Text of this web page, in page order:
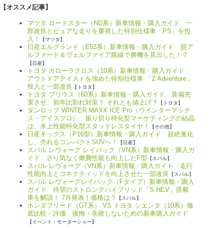
【オススメ記事】
マツダ ロードスター（ND系）新車情報・購入ガイド 一
部改良とピュアな走りを重視した特別仕様車「PS」を投
入！
【マツダ】
日産エルグランド（E53系）新車情報・購入ガイド 脱ア
ルファード＆ヴェルファイア路線で勝機を見出した！？
【日産】
トヨタ カローラクロス（10系）新車情報・購入ガイド
アウトドアテイストを強めた特別仕様車 「Z Adventure」
投入と一部改良
【トヨタ】
トヨタ プリウス（60系）新車情報・購入ガイド 装備充
実させ、前年比割れ対策？ それとも値上げ？
【トヨタ】
ダンロップ WINTER MAXX ICE Pro（ウインターマック
ス・アイスプロ） 振り切り特化型マーケティングの結晶
は、氷上性能特化型スタッドレスタイヤ！
【その他】
日産キックス（P16型）新車情報・購入ガイド 超絶進化
し、売れるコンパクトSUVへ！
【日産】
スバル レヴォーグ レイバック（VN系）新車情報・購入ガ
イド さり気なく燃費性能も向上したF型 【スバル】
スバル レヴォーグ（VN系）新車情報・購入ガイド 走行
性能向上とコネクティッドを向上させた一部改良
【スバル】
スバル レヴォーグレイバック（Fタイプ）新車情報・購入
ガイド 待望のストロングハイブリッド「S:HEV」搭載
車を解説！ 7月発表！価格は？
【スバル】
ホンダフリード（GT系） VS トヨタ シエンタ（10系）徹
底比較・評価 後悔・失敗しないための新車購入ガイド
【イベント・モーターショー】